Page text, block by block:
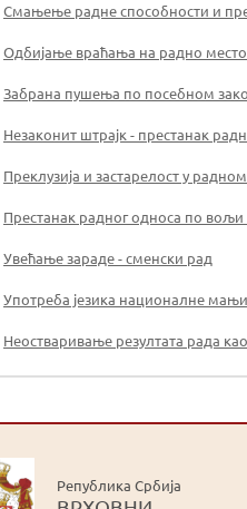
Смањење радне способности и
Одбијање враћања на радно
Забрана пушења по посебном
Незаконит штрајк - престанак
Преклузија и застарелост у
Престанак радног односа по вољи
Увећање зараде - сменски рад
Употреба језика националне
Неостваривање резултата рада
Република Србија